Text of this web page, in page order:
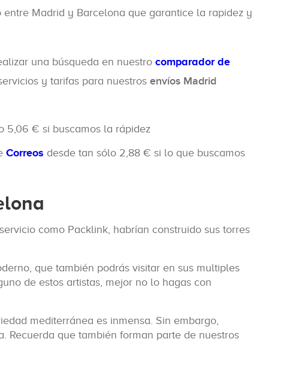
Madrid y Barcelona que garantice la rapidez y
una búsqueda en nuestro comparador de
y tarifas para nuestros envíos Madrid
5,06 € si buscamos la rápidez
Correos desde tan sólo 2,88 € si lo que buscamos
como Packlink, habrían construido sus torres
que también podrás visitar en sus multiples
de estos artistas, mejor no lo hagas con
mediterránea es inmensa. Sin embargo,
Recuerda que también forman parte de nuestros